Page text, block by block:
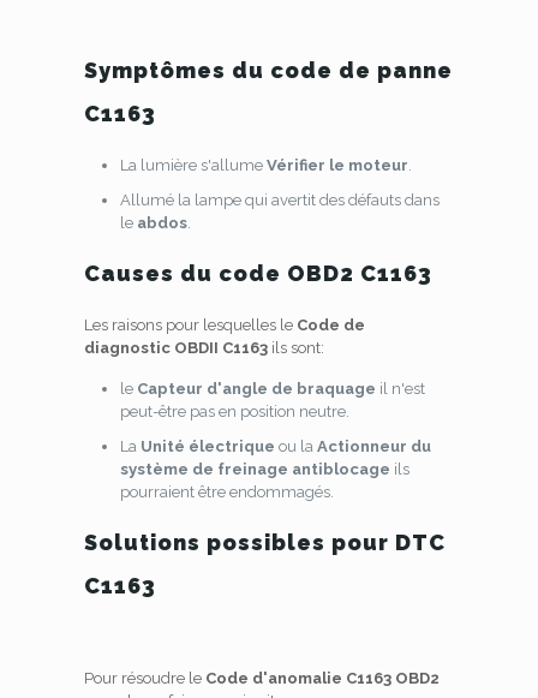
Symptômes du code de panne
C1163
La lumière s'allume Vérifier le moteur.
Allumé la lampe qui avertit des défauts dans
le abdos.
Causes du code OBD2 C1163
Les raisons pour lesquelles le Code de
diagnostic OBDII C1163ils sont:
le Capteur d'angle de braquage il n'est
peut-être pas en position neutre.
La Unité électrique ou la Actionneur du
système de freinage antiblocage ils
pourraient être endommagés.
Solutions possibles pour DTC
C1163
Pour résoudre le Code d'anomalie C1163 OBD2